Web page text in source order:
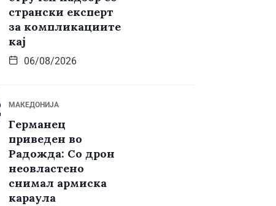
странски експерт
за компликациите
кај
06/08/2026
МАКЕДОНИЈА
Германец
приведен во
Радожда: Со дрон
неовластено
снимал армиска
караула